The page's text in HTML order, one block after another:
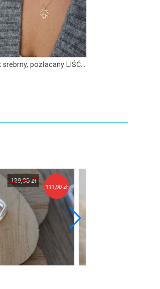
Łańcuszek srebrny, pozłacany LIŚĆ KLONU II
129,90 zł
111,90 zł